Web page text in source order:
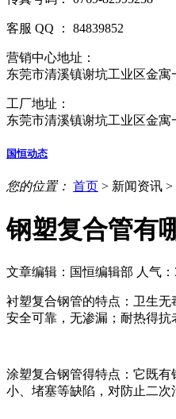
客服 QQ ： 84839852
营销中心地址：
东莞市清溪镇谢坑工业区金寓
工厂地址：
东莞市清溪镇谢坑工业区金寓
国恒动态
您的位置： 首页 > 新闻资讯 >
钢塑复合管有
文章编辑：国恒编辑部 人气：
衬塑复合钢管的特点：卫生
安全可靠，无渗漏；耐热得抗
涂塑复合钢管得特点：它既
小、堵塞等缺陷，对防止二次